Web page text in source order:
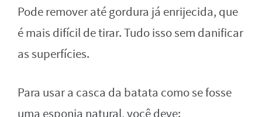
Pode remover até gordura já enrijecida, que
é mais difícil de tirar. Tudo isso sem danificar
as superfícies.
Para usar a casca da batata como se fosse